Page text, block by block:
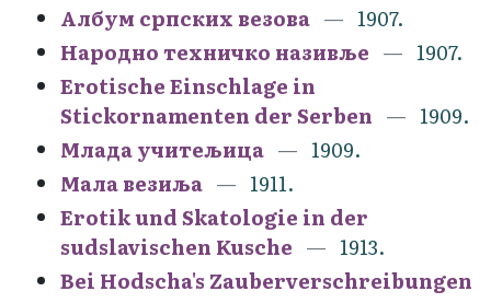
Албум српских везова
1907.
Народно техничко називље
1907.
Erotische Einschlage in
Stickornamenten der Serben
1909.
Млада учитељица
1909.
Мала везиља
1911.
Erotik und Skatologie in der
sudslavischen Kusche
1913.
Bei Hodscha's Zauberverschreibungen